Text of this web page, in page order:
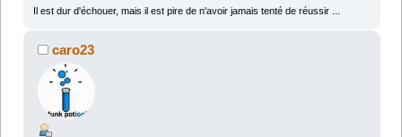
Il est dur d'échouer, mais il est pire de n'avoir jamais tenté de réussir ...
caro23